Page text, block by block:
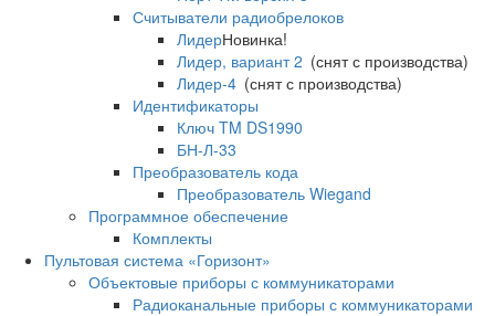
Считыватели радиобрелоков
ЛидерНовинка!
Лидер, вариант 2 (снят с производства)
Лидер-4 (снят с производства)
Идентификаторы
Ключ TM DS1990
БН-Л-33
Преобразователь кода
Преобразователь Wiegand
Программное обеспечение
Комплекты
Пультовая система «Горизонт»
Объектовые приборы с коммуникаторами
Радиоканальные приборы с коммуникаторами